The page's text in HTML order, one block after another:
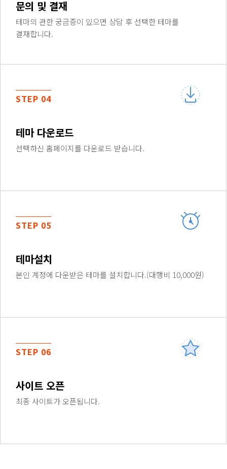
문의 및 결재
테마의 관한 궁금증이 있으면 상담 후 선택한 테마를
결재합니다.
STEP 04
테마 다운로드
선택하신 홈페이지를 다운로드 받습니다.
STEP 05
테마설치
본인 계정에 다운받은 테마를 설치합니다.(대행비 10,000원)
STEP 06
사이트 오픈
최종 사이트가 오픈됩니다.